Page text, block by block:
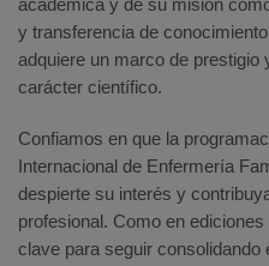
académica y de su misión
y transferencia de
adquiere un marco de prestigio
carácter científico.
Confiamos en que la
Internacional de Enfermería
despierte su interés y
profesional. Como en
clave para seguir consolidando